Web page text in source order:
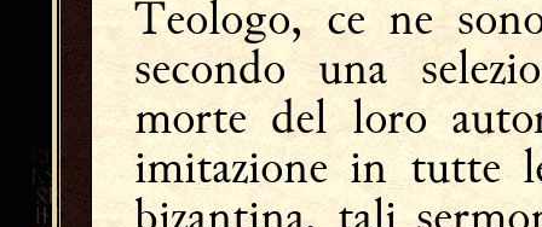
Teologo, ce ne
secondo una
morte del loro
imitazione in tutte